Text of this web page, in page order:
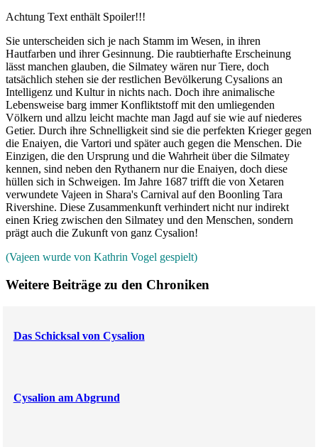
Achtung Text enthält Spoiler!!!
Sie unterscheiden sich je nach Stamm im Wesen, in ihren
Hautfarben und ihrer Gesinnung. Die raubtierhafte Erscheinung
lässt manchen glauben, die Silmatey wären nur Tiere, doch
tatsächlich stehen sie der restlichen Bevölkerung Cysalions an
Intelligenz und Kultur in nichts nach. Doch ihre animalische
Lebensweise barg immer Konfliktstoff mit den umliegenden
Völkern und allzu leicht machte man Jagd auf sie wie auf niederes
Getier. Durch ihre Schnelligkeit sind sie die perfekten Krieger gegen
die Enaiyen, die Vartori und später auch gegen die Menschen. Die
Einzigen, die den Ursprung und die Wahrheit über die Silmatey
kennen, sind neben den Rythanern nur die Enaiyen, doch diese
hüllen sich in Schweigen. Im Jahre 1687 trifft die von Xetaren
verwundete Vajeen in Shara's Carnival auf den Boonling Tara
Rivershine. Diese Zusammenkunft verhindert nicht nur indirekt
einen Krieg zwischen den Silmatey und den Menschen, sondern
prägt auch die Zukunft von ganz Cysalion!
(Vajeen wurde von Kathrin Vogel gespielt)
Weitere Beiträge zu den Chroniken
Das Schicksal von Cysalion
Cysalion am Abgrund